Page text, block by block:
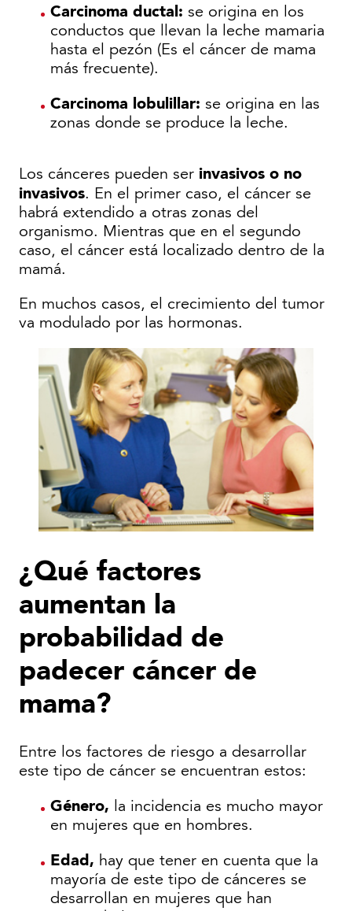
Carcinoma ductal: se origina en los
conductos que llevan la leche mamaria
hasta el pezón (Es el cáncer de mama
más frecuente).
Carcinoma lobulillar: se origina en las
zonas donde se produce la leche.
Los cánceres pueden ser invasivos o no
invasivos. En el primer caso, el cáncer se
habrá extendido a otras zonas del
organismo. Mientras que en el segundo
caso, el cáncer está localizado dentro de la
mamá.
En muchos casos, el crecimiento del tumor
va modulado por las hormonas.
¿Qué factores
aumentan la
probabilidad de
padecer cáncer de
mama?
Entre los factores de riesgo a desarrollar
este tipo de cáncer se encuentran estos:
Género, la incidencia es mucho mayor
en mujeres que en hombres.
Edad, hay que tener en cuenta que la
mayoría de este tipo de cánceres se
desarrollan en mujeres que han